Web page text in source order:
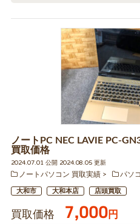
ノートPC NEC LAVIE PC-
買取価格
2024.07.01 公開 2024.08.05 更新
ノートパソコン 買取実績
パソ
大和市 大和本店 店頭買取
買取価格 7,000円